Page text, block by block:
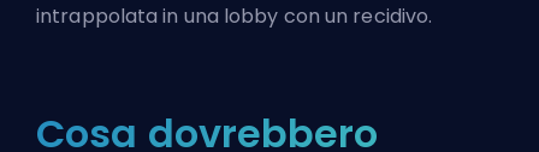
intrappolata in una lobby con un recidivo.
Cosa dovrebbero